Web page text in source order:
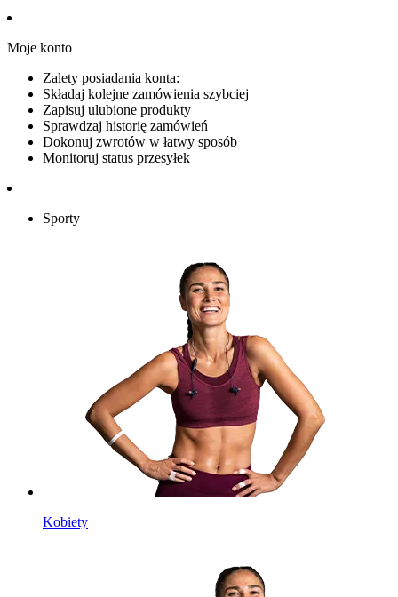
Moje konto
Zalety posiadania konta:
Składaj kolejne zamówienia szybciej
Zapisuj ulubione produkty
Sprawdzaj historię zamówień
Dokonuj zwrotów w łatwy sposób
Monitoruj status przesyłek
Sporty
Kobiety